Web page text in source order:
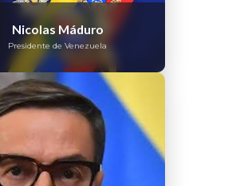
Nicolas Máduro
Presidente de Venezuela